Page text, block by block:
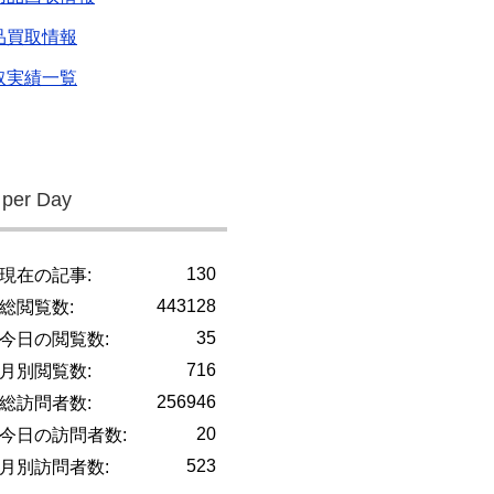
買取情報
実績一覧
Day
130
現在の記事:
443128
総閲覧数:
35
今日の閲覧数:
716
月別閲覧数:
256946
総訪問者数:
20
今日の訪問者数:
523
月別訪問者数: